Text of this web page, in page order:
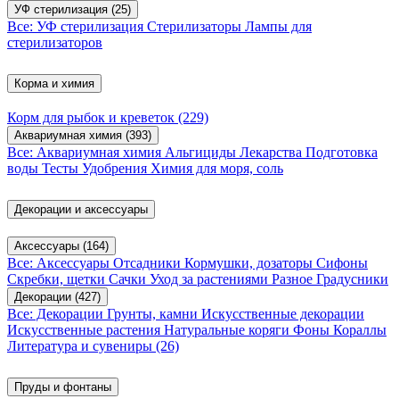
УФ стерилизация (25)
Все: УФ стерилизация Стерилизаторы Лампы для
стерилизаторов
Корма и химия
Корм для рыбок и креветок (229)
Аквариумная химия (393)
Все: Аквариумная химия Альгициды Лекарства Подготовка
воды Тесты Удобрения Химия для моря, соль
Декорации и аксессуары
Аксессуары (164)
Все: Аксессуары Отсадники Кормушки, дозаторы Сифоны
Скребки, щетки Сачки Уход за растениями Разное Градусники
Декорации (427)
Все: Декорации Грунты, камни Искусственные декорации
Искусственные растения Натуральные коряги Фоны Кораллы
Литература и сувениры (26)
Пруды и фонтаны